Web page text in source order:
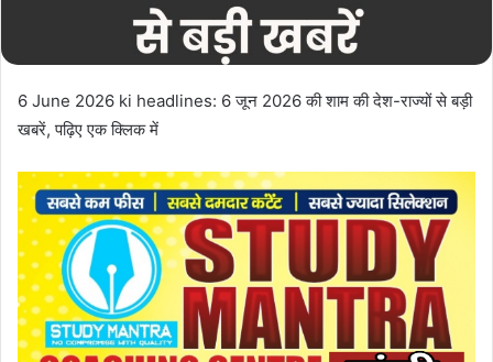
l
6 June 2026 ki headlines: 6 जून 2026 की शाम की देश-राज्यों से बड़ी
खबरें, पढ़िए एक क्लिक में